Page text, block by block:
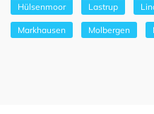
Hülsenmoor Lastrup
Markhausen Molbergen